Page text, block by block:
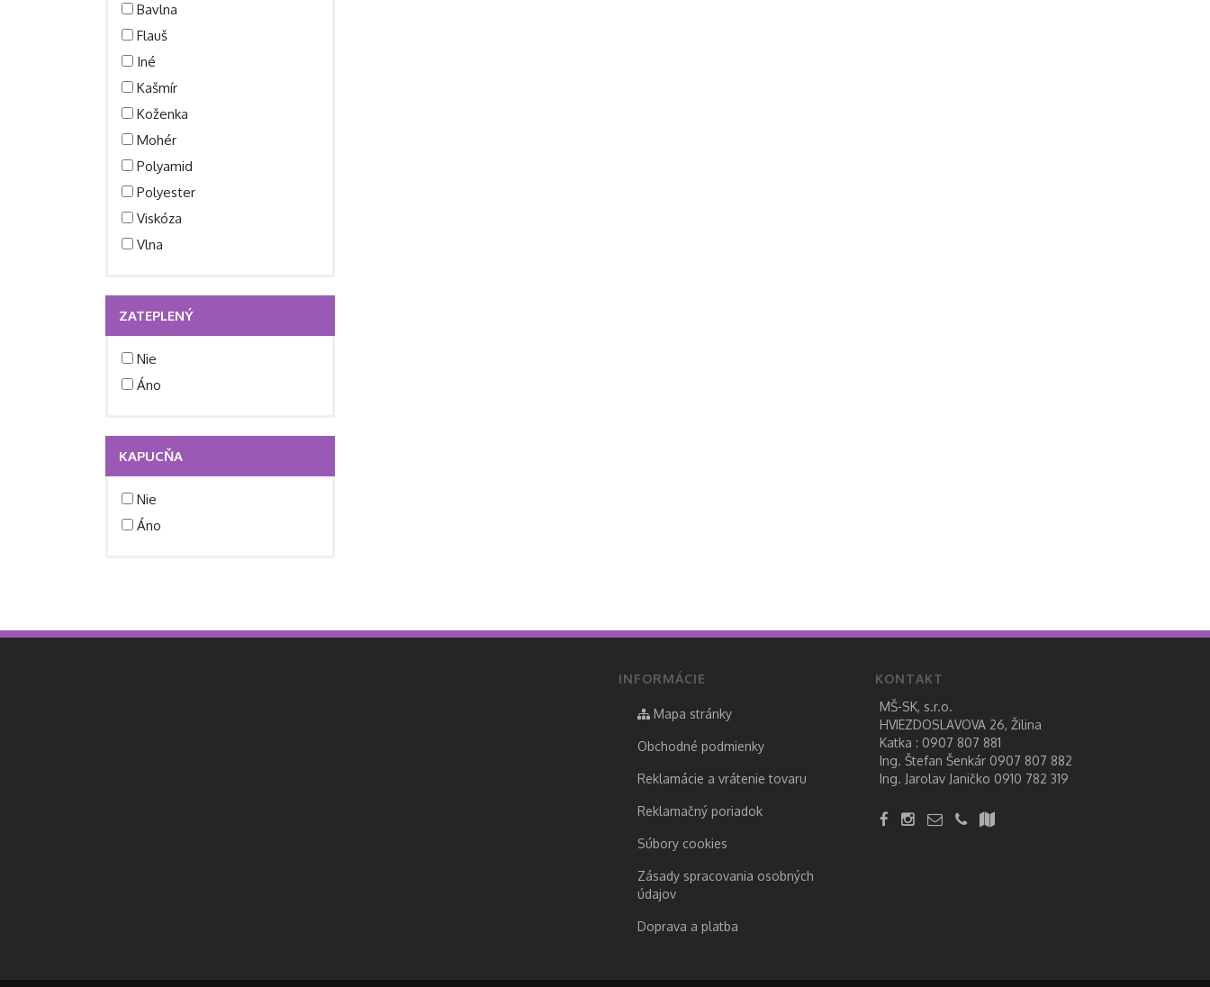
Bavlna
Flauš
Iné
Kašmír
Koženka
Mohér
Polyamid
Polyester
Viskóza
Vlna
ZATEPLENÝ
Nie
Áno
KAPUCŇA
Nie
Áno
INFORMÁCIE
Mapa stránky
Obchodné podmienky
Reklamácie a vrátenie tovaru
Reklamačný poriadok
Súbory cookies
Zásady spracovania osobných
údajov
Doprava a platba
KONTAKT
MŠ-SK, s.r.o.
HVIEZDOSLAVOVA 26, Žilina
Katka : 0907 807 881
Ing. Štefan Šenkár 0907 807 882
Ing. Jarolav Janičko 0910 782 319